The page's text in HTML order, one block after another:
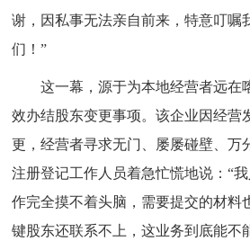
谢，因私事无法亲自前来，特意叮嘱
们！”
这一幕，源于为本地经营者远在
效办结股东变更事项。该企业因经营
更，经营者寻求无门、屡屡碰壁、万
注册登记工作人员着急忙慌地说：“
作完全摸不着头脑，需要提交的材料
键股东还联系不上，这业务到底能不